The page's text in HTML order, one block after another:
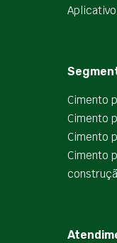
Cimento
Cimento
Cimento
Cimento